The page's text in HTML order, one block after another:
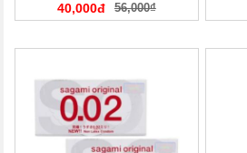
40,000đ 56,000₫